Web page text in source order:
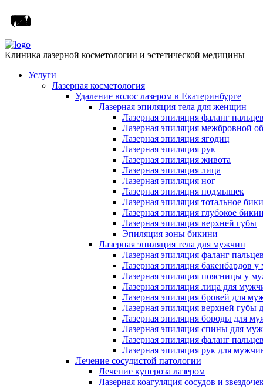
Клиника лазерной косметологии и эстетической медицины
Услуги
Лазерная косметология
Удаление волос лазером в Екатеринбурге
Лазерная эпиляция тела для женщин
Лазерная эпиляция фаланг пальцев
Лазерная эпиляция межбровной
Лазерная эпиляция ягодиц
Лазерная эпиляция рук
Лазерная эпиляция живота
Лазерная эпиляция лица
Лазерная эпиляция ног
Лазерная эпиляция подмышек
Лазерная эпиляция тотальное
Лазерная эпиляция глубокое
Лазерная эпиляция верхней губы
Эпиляция зоны бикини
Лазерная эпиляция тела для мужчин
Лазерная эпиляция фаланг
Лазерная эпиляция бакенбардов
Лазерная эпиляция поясницы у
Лазерная эпиляция лица для
Лазерная эпиляция бровей для
Лазерная эпиляция верхней губы
Лазерная эпиляция бороды для
Лазерная эпиляция спины для
Лазерная эпиляция фаланг
Лазерная эпиляция рук для
Лечение сосудистой патологии
Лечение купероза лазером
Лазерная коагуляция сосудов и